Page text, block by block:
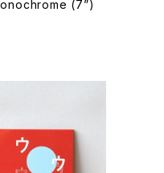
miu mau / Monochrome (7”)